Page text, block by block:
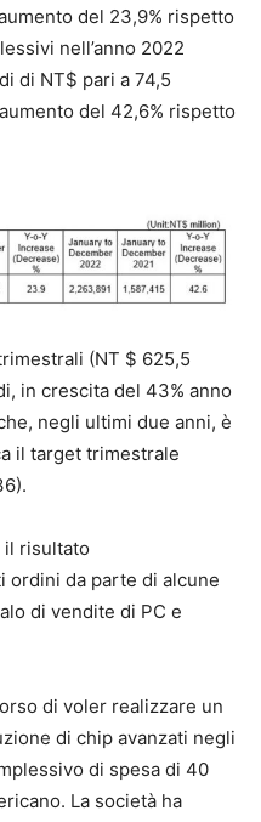
del 23,9% rispetto
nell’anno 2022
di NT$ pari a 74,5
del 42,6% rispetto
(NT $ 625,5
in crescita del 43% anno
negli ultimi due anni, è
il target trimestrale
il risultato
ordini da parte di alcune
di vendite di PC e
di voler realizzare un
di chip avanzati negli
di spesa di 40
La società ha